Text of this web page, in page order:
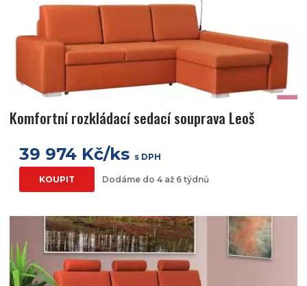
Komfortní rozkládací sedací souprava Leoš
39 974 Kč/ks s DPH
KOUPIT Dodáme do 4 až 6 týdnů